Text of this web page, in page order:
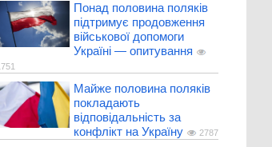
Понад половина поляків
підтримує продовження
військової допомоги
Україні — опитування
Майже половина поляків
покладають
відповідальність за
конфлікт на Україну
2787